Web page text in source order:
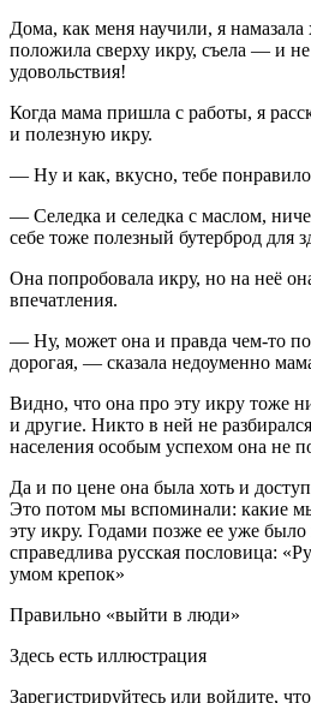
Дома, как меня научили, я
положила сверху икру, съела — и
удовольствия!
Когда мама пришла с работы, я
и полезную икру.
— Ну и как, вкусно, тебе
— Селедка и селедка с маслом,
себе тоже полезный бутерброд для
Она попробовала икру, но на неё
впечатления.
— Ну, может она и правда чем-то
дорогая, — сказала недоуменно
Видно, что она про эту икру тоже
и другие. Никто в ней не
населения особым успехом она не
Да и по цене она была хоть и
Это потом мы вспоминали: какие
эту икру. Годами позже ее уже
справедлива русская пословица:
умом крепок»
Правильно «выйти в люди»
Здесь есть иллюстрация
Зарегистрируйтесь или войдите,